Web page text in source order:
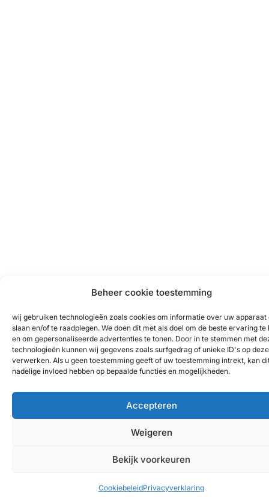
Beheer cookie toestemming
wij gebruiken technologieën zoals cookies om informatie over uw apparaat
slaan en/of te raadplegen. We doen dit met als doel om de beste ervaring te
en om gepersonaliseerde advertenties te tonen. Door in te stemmen met
technologieën kunnen wij gegevens zoals surfgedrag of unieke ID's op
verwerken. Als u geen toestemming geeft of uw toestemming intrekt, kan
nadelige invloed hebben op bepaalde functies en mogelijkheden.
Accepteren
Weigeren
Bekijk voorkeuren
CookiebeleidPrivacyverklaring